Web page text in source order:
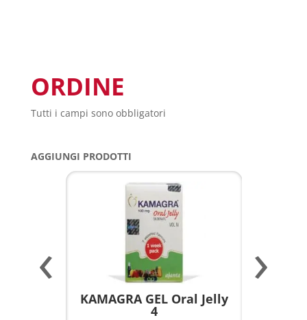
ORDINE
Tutti i campi sono obbligatori
AGGIUNGI PRODOTTI
KAMAGRA GEL Oral Jelly
4
‹ ›